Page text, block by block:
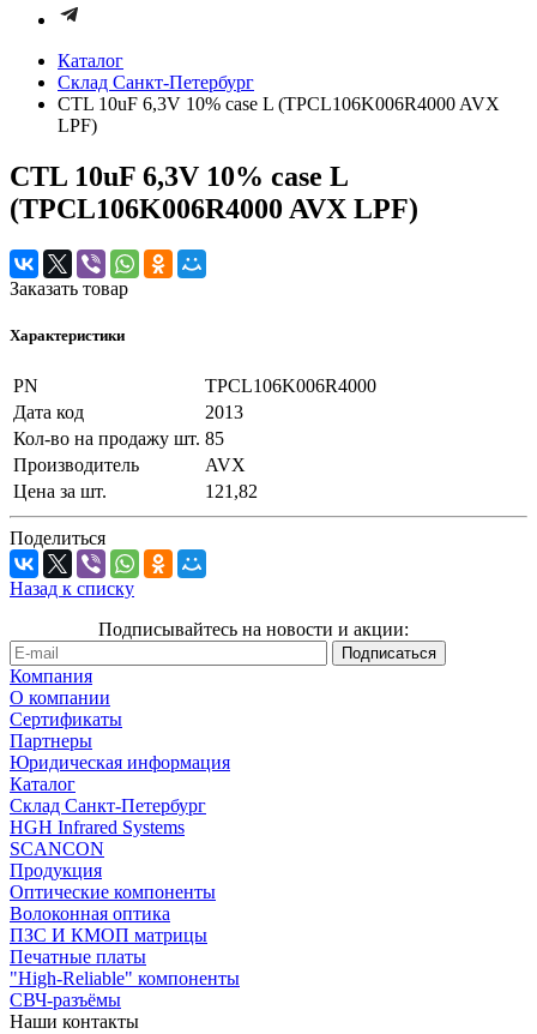
Каталог
Cклад Санкт-Петербург
CTL 10uF 6,3V 10% case L (TPCL106K006R4000 AVX
LPF)
CTL 10uF 6,3V 10% case L
(TPCL106K006R4000 AVX LPF)
Заказать товар
Характеристики
PN
TPCL106K006R4000
Дата код
2013
Кол-во на продажу шт. 85
Производитель
AVX
Цена за шт.
121,82
Поделиться
Назад к списку
Подписывайтесь на новости и акции:
Компания
О компании
Сертификаты
Партнеры
Юридическая информация
Каталог
Cклад Санкт-Петербург
HGH Infrared Systems
SCANCON
Продукция
Оптические компоненты
Волоконная оптика
ПЗС И КМОП матрицы
Печатные платы
"High-Reliable" компоненты
СВЧ-разъёмы
Наши контакты